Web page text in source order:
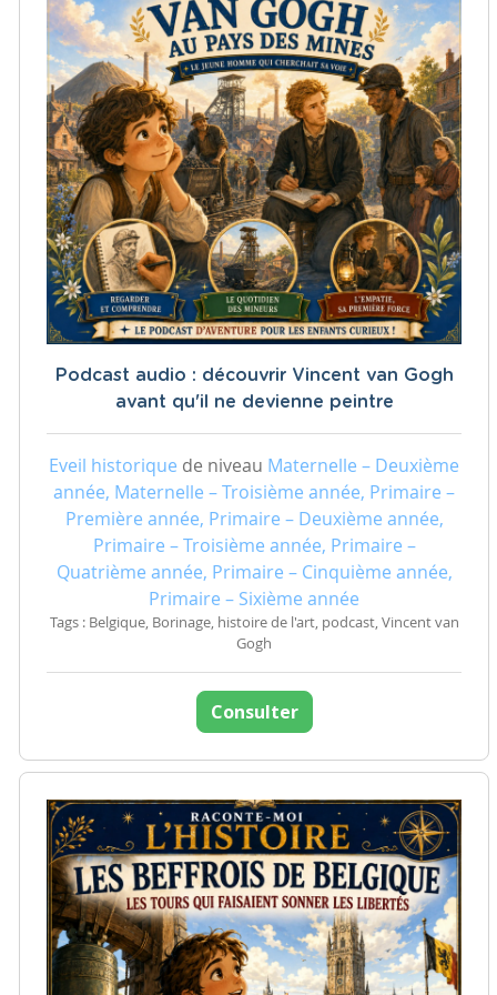
Podcast audio : découvrir Vincent van Gogh
avant qu'il ne devienne peintre
Eveil historique de niveau Maternelle – Deuxième
année, Maternelle – Troisième année, Primaire –
Première année, Primaire – Deuxième année,
Primaire – Troisième année, Primaire –
Quatrième année, Primaire – Cinquième année,
Primaire – Sixième année
Tags : Belgique, Borinage, histoire de l'art, podcast, Vincent van
Gogh
Consulter